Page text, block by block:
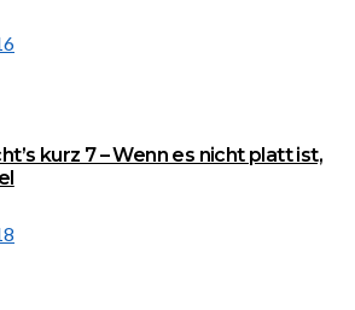
kurz 7 – Wenn es nicht platt ist,